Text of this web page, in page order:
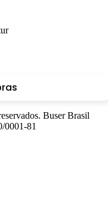
Buser Brasil
0001-81